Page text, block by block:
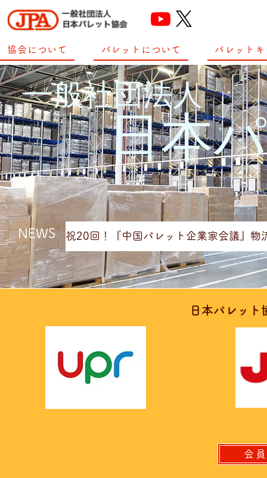
協会について パレットについて パレットキ
一般社団法人
日本
NEWS
日本パレッ
会